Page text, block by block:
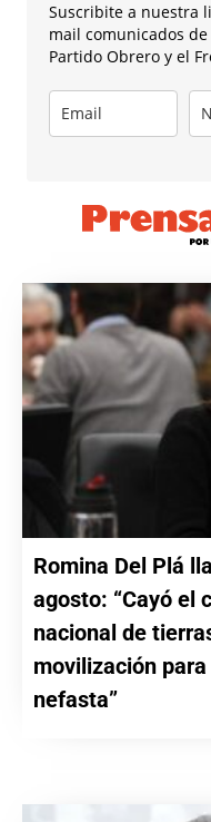
Suscribite a nuestra
mail comunicados
Partido Obrero y el
Romina Del Plá
agosto: “Cayó el
nacional de
movilización
nefasta”